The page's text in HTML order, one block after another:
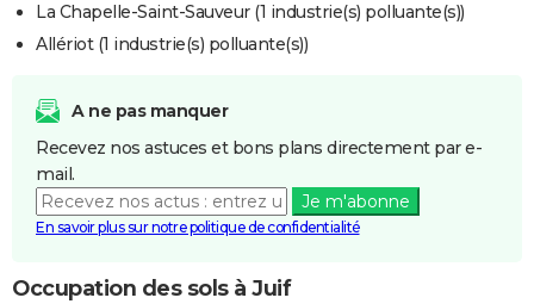
La Chapelle-Saint-Sauveur (1 industrie(s) polluante(s))
Allériot (1 industrie(s) polluante(s))
A ne pas manquer
Recevez nos astuces et bons plans directement par e-
mail.
Je m'abonne
En savoir plus sur notre politique de confidentialité
Occupation des sols à Juif